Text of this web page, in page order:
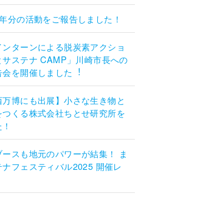
分の活動をご報告しました！
ターンによる脱炭素アクショ
サステナ CAMP」川崎市長への
を開催しました︕
万博にも出展】小さな生き物と
くる株式会社ちとせ研究所を
スも地元のパワーが結集！ ま
フェスティバル2025 開催レ